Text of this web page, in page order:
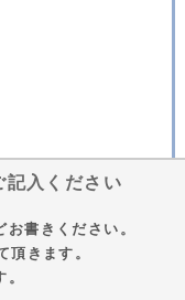
記入ください
書きください。
頂きます。